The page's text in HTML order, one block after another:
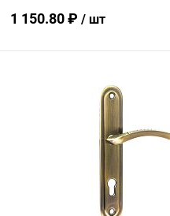
1 150.80 ₽ / шт
В корзину